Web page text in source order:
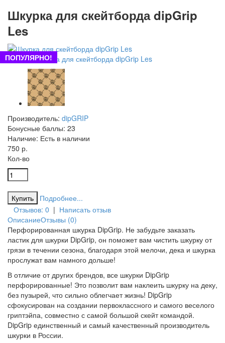
Шкурка для скейтборда dipGrip
Les
ПОПУЛЯРНО!
Производитель: dipGRIP
Бонусные баллы: 23
Наличие: Есть в наличии
750 р.
Кол-во
Подробнее...
Отзывов: 0 | Написать отзыв
ОписаниеОтзывы (0)
Перфорированная шкурка DipGrip. Не забудьте заказать
ластик для шкурки DipGrip, он поможет вам чистить шкурку от
грязи в течении сезона, благодаря этой мелочи, дека и шкурка
прослужат вам намного дольше!
В отличие от других брендов, все шкурки DipGrip
перфорированные! Это позволит вам наклеить шкурку на деку,
без пузырей, что сильно облегчает жизнь! DipGrip
сфокусирован на создании первоклассного и самого веселого
гриптэйпа, совместно с самой большой скейт командой.
DipGrip единственный и самый качественный производитель
шкурки в России.